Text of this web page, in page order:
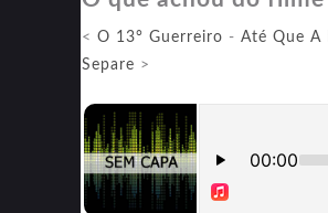
Crime
< O 13° Guerreiro - Até Que A
Separe >